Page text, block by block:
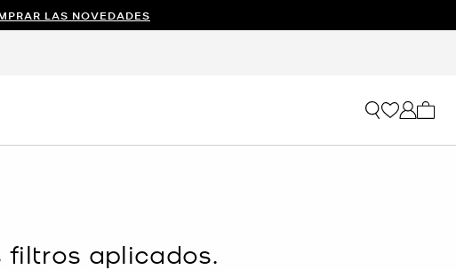
LAS NOVEDADES
filtros aplicados.